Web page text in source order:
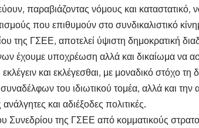
παραβιάζοντας νόμους και καταστατικό,
που επιθυμούν στο συνδικαλιστικό
της ΓΣΕΕ, αποτελεί ύψιστη δημοκρατική
έχουμε υποχρέωση αλλά και δικαίωμα να
και εκλέγεσθαι, με μοναδικό στόχο τη
του ιδιωτικού τομέα, αλλά και
και αδιέξοδες πολιτικές.
Συνεδρίου της ΓΣΕΕ από κομματικούς